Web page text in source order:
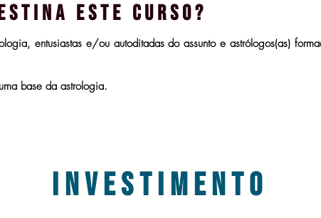
este curso?
entusiastas e/ou autoditadas do assunto e astrólogos(as)
base da astrologia.
INVESTIMENTO